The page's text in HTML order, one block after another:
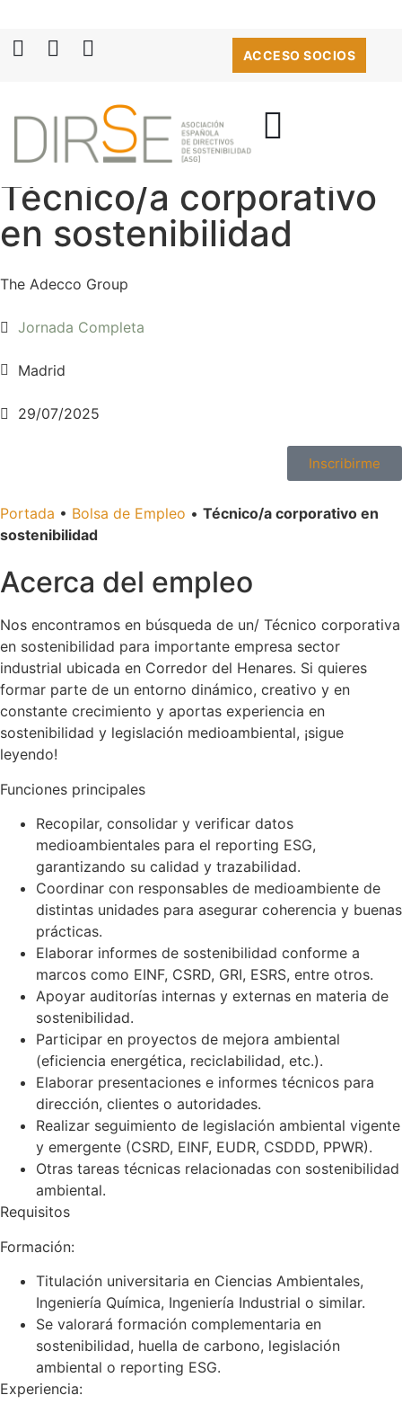
ACCESO SOCIOS
Técnico/a corporativo
en sostenibilidad
The Adecco Group
Jornada Completa
Madrid
29/07/2025
Inscribirme
Portada • Bolsa de Empleo • Técnico/a corporativo en
sostenibilidad
Acerca del empleo
Nos encontramos en búsqueda de un/ Técnico corporativa
en sostenibilidad para importante empresa sector
industrial ubicada en Corredor del Henares. Si quieres
formar parte de un entorno dinámico, creativo y en
constante crecimiento y aportas experiencia en
sostenibilidad y legislación medioambiental, ¡sigue
leyendo!
Funciones principales
Recopilar, consolidar y verificar datos
medioambientales para el reporting ESG,
garantizando su calidad y trazabilidad.
Coordinar con responsables de medioambiente de
distintas unidades para asegurar coherencia y buenas
prácticas.
Elaborar informes de sostenibilidad conforme a
marcos como EINF, CSRD, GRI, ESRS, entre otros.
Apoyar auditorías internas y externas en materia de
sostenibilidad.
Participar en proyectos de mejora ambiental
(eficiencia energética, reciclabilidad, etc.).
Elaborar presentaciones e informes técnicos para
dirección, clientes o autoridades.
Realizar seguimiento de legislación ambiental vigente
y emergente (CSRD, EINF, EUDR, CSDDD, PPWR).
Otras tareas técnicas relacionadas con sostenibilidad
ambiental.
Requisitos
Formación:
Titulación universitaria en Ciencias Ambientales,
Ingeniería Química, Ingeniería Industrial o similar.
Se valorará formación complementaria en
sostenibilidad, huella de carbono, legislación
ambiental o reporting ESG.
Experiencia: